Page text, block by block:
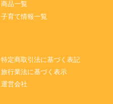
商品一覧
子育て情報一覧
特定商取引法に基づく表記
旅行業法に基づく表示
運営会社